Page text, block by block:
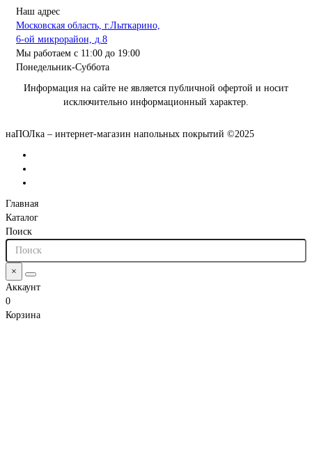
Наш адрес
Московская область, г.Лыткарино,
6-ой микрорайон, д.8
Мы работаем с 11:00 до 19:00
Понедельник-Суббота
Информация на сайте не является публичной офертой и носит
исключительно информационный характер.
наПОЛка – интернет-магазин напольных покрытий ©2025
Главная
Каталог
Поиск
×
Аккаунт
0
Корзина